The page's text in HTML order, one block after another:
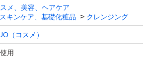
加設計】パラベン、鉱物油、合成香
ルコールは使用しておりません。思春
にも使えるユニセックスタイプで、シ
メ、美容、ヘアケア
スキンケア、基礎化粧品
クレンジング
（コスメ）
用